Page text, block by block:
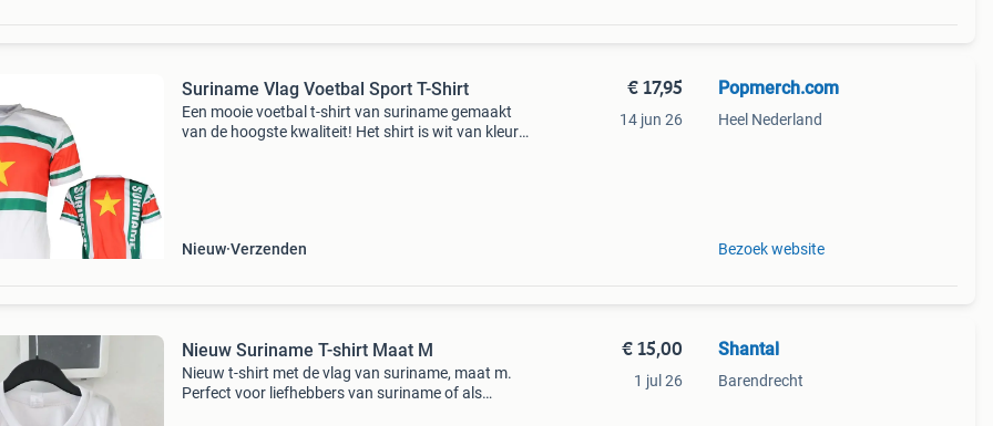
Suriname Vlag Voetbal Sport T-Shirt
Een mooie voetbal t-shirt van suriname gemaakt
van de hoogste kwaliteit! Het shirt is wit van kleur
Nieuw Verzenden
€ 17,95
14 jun 26
Popmerch.com
Heel Nederland
Bezoek website
Nieuw Suriname T-shirt Maat M
Nieuw t-shirt met de vlag van suriname, maat m.
Perfect voor liefhebbers van suriname of als
€ 15,00
1 jul 26
Shantal
Barendrecht